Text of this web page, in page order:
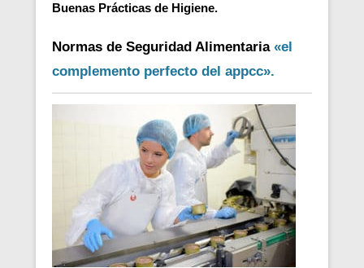
Buenas Prácticas de Higiene.
Normas de Seguridad Alimentaria «el
complemento perfecto del appcc».